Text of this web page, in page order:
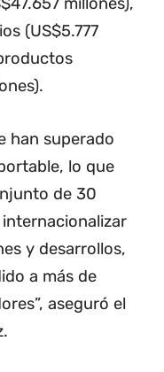
(US$5.777
han superado
lo que
de 30
y desarrollos,
a más de
aseguró el